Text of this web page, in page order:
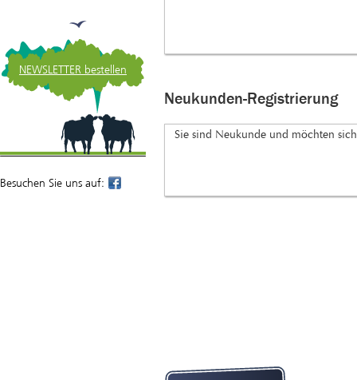
NEWSLETTER bestellen
Besuchen Sie uns auf:
Neukunden-Registrierung
Sie sind Neukunde und möchten